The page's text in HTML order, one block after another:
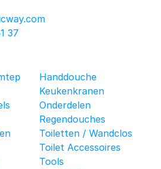
37
Box
Handdouche
Keukenkranen
Onderdelen
Regendouches
Toiletten / Wandcloset
Toilet Accessoires
Tools